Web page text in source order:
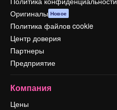
Оригиналы Новое
Политика файлов cookie
Центр доверия
Партнеры
Предприятие
Компания
Цены